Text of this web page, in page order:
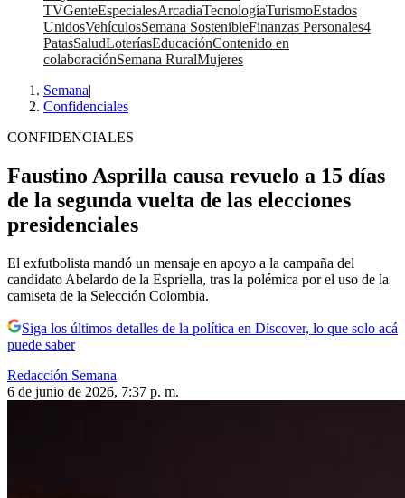
TVGenteEspecialesArcadiaTecnologíaTurismoEstados
UnidosVehículosSemana SostenibleFinanzas Personales4
PatasSaludLoteríasEducaciónContenido en
colaboraciónSemana RuralMujeres
Semana|
Confidenciales
CONFIDENCIALES
Faustino Asprilla causa revuelo a 15 días
de la segunda vuelta de las elecciones
presidenciales
El exfutbolista mandó un mensaje en apoyo a la campaña del
candidato Abelardo de la Espriella, tras la polémica por el uso de la
camiseta de la Selección Colombia.
Siga los últimos detalles de la política en Discover, lo que solo acá
puede saber
Redacción Semana
6 de junio de 2026, 7:37 p. m.